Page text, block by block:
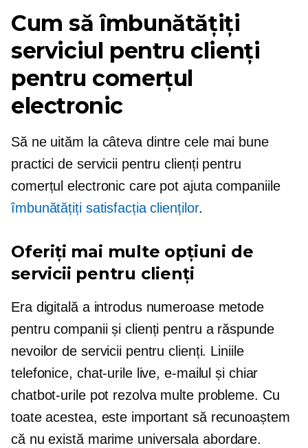
Cum să îmbunătățiți
serviciul pentru clienți
pentru comerțul
electronic
Să ne uităm la câteva dintre cele mai bune
practici de servicii pentru clienți pentru
comerțul electronic care pot ajuta companiile
îmbunătățiți satisfacția clienților.
Oferiți mai multe opțiuni de
servicii pentru clienți
Era digitală a introdus numeroase metode
pentru companii și clienți pentru a răspunde
nevoilor de servicii pentru clienți. Liniile
telefonice, chat-urile live, e-mailul și chiar
chatbot-urile pot rezolva multe probleme. Cu
toate acestea, este important să recunoaștem
că nu există marime universala abordare.